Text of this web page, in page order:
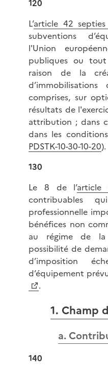
120
L’article 42
subventions
l'Union
publiques ou
raison de la
comprises, sur
résultats de
attribution ; dans
dans les
PDSTK-10-30-10-20).
130
Le 8 de l’
contribuables
professionnelle
bénéfices non
au régime de la
possibilité de
d’imposition
d’équipement
.
1. Champ
a.
140